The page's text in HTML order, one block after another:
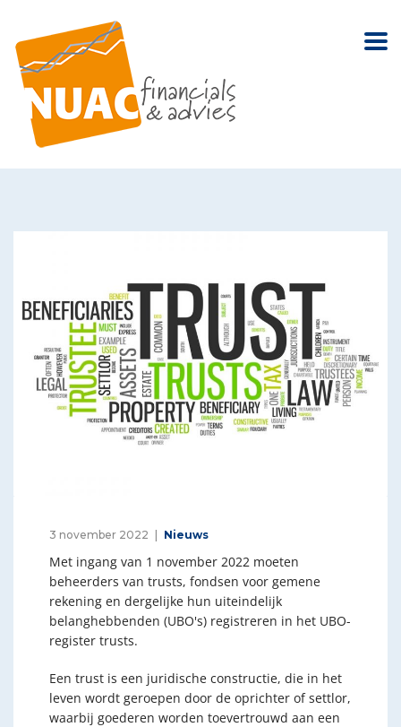
3 november 2022 Nieuws
Met ingang van 1 november 2022 moeten
beheerders van trusts, fondsen voor gemene
rekening en dergelijke hun uiteindelijk
belanghebbenden (UBO's) registreren in het UBO-
register trusts.
Een trust is een juridische constructie, die in het
leven wordt geroepen door de oprichter of settlor,
waarbij goederen worden toevertrouwd aan een